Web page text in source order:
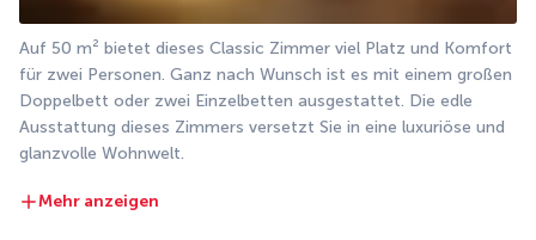
Auf 50 m² bietet dieses Classic Zimmer viel Platz und Komfort
für zwei Personen. Ganz nach Wunsch ist es mit einem großen
Doppelbett oder zwei Einzelbetten ausgestattet. Die edle
Ausstattung dieses Zimmers versetzt Sie in eine luxuriöse und
glanzvolle Wohnwelt.
Mehr anzeigen